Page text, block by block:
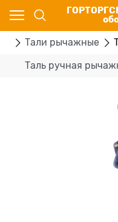
Тали рычажные
Таль ручная